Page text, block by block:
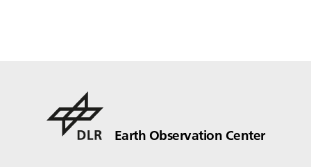
Earth Observation Center